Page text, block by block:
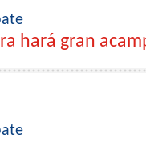
hará gran